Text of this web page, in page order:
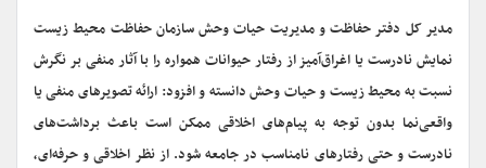
مدیر کل دفتر حفاظت و مدیریت حیات وحش سازمان حفاظت محیط زیست
نمایش نادرست یا اغراق‌آمیز از رفتار حیوانات همواره را با آثار منفی بر نگرش
نسبت به محیط زیست و حیات وحش دانسته و افزود: ارائه تصویرهای منفی یا
واقعی‌نما بدون توجه به پیام‌های اخلاقی ممکن است باعث برداشت‌های
نادرست و حتی رفتارهای نامناسب در جامعه شود. از نظر اخلاقی و حرفه‌ای،